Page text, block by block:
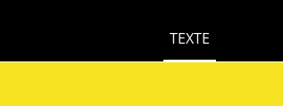
TEXTE